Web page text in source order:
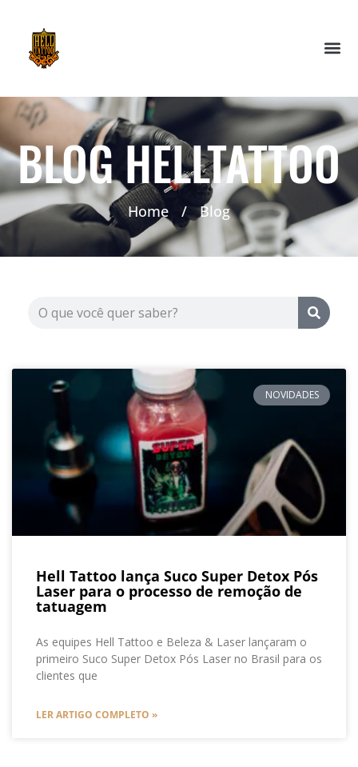
BLOG HELLTATTOO
Home / Blog
NOVIDADES
Hell Tattoo lança Suco Super Detox Pós
Laser para o processo de remoção de
tatuagem
As equipes Hell Tattoo e Beleza & Laser lançaram o
primeiro Suco Super Detox Pós Laser no Brasil para os
clientes que
LER ARTIGO COMPLETO »